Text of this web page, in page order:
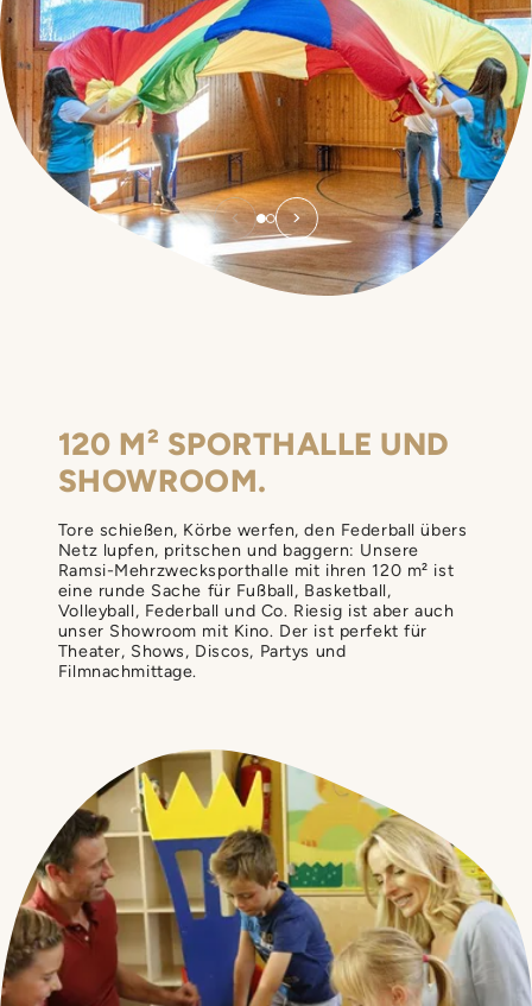
120 M² SPORTHALLE UND
SHOWROOM.
Tore schießen, Körbe werfen, den Federball übers
Netz lupfen, pritschen und baggern: Unsere
Ramsi-Mehrzwecksporthalle mit ihren 120 m² ist
eine runde Sache für Fußball, Basketball,
Volleyball, Federball und Co. Riesig ist aber auch
unser Showroom mit Kino. Der ist perfekt für
Theater, Shows, Discos, Partys und
Filmnachmittage.